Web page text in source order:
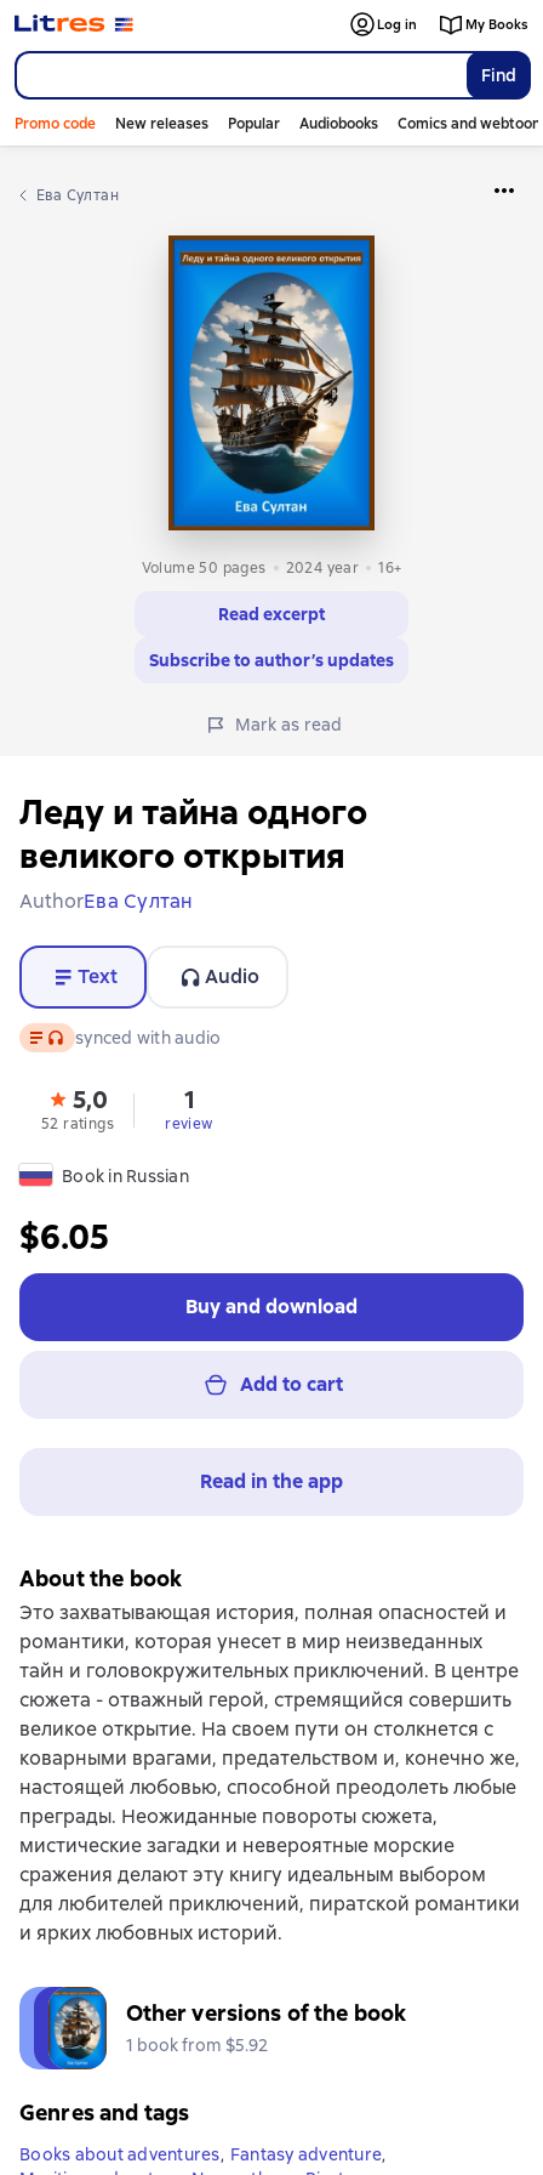
Find
Log in My Books
Promo code New releases Popular Audiobooks Comics and
Ева Султан
Volume 50 pages 2024 year 16+
Read excerpt
Subscribe to author’s updates
Mark as read
Леду и тайна одного
великого открытия
AuthorЕва Султан
Text Audio
Text, audio format available
synced with audio
5,0
52 ratings
1
review
Book in Russian
$6.05
Buy and download
Add to cart
Read in the app
About the book
Это захватывающая история, полная опасностей и
романтики, которая унесет в мир неизведанных
тайн и головокружительных приключений. В центре
сюжета - отважный герой, стремящийся совершить
великое открытие. На своем пути он столкнется с
коварными врагами, предательством и, конечно же,
настоящей любовью, способной преодолеть любые
преграды. Неожиданные повороты сюжета,
мистические загадки и невероятные морские
сражения делают эту книгу идеальным выбором
для любителей приключений, пиратской романтики
и ярких любовных историй.
Other versions of the book
1 book from $5.92
Genres and tags
Books about adventures, Fantasy adventure,